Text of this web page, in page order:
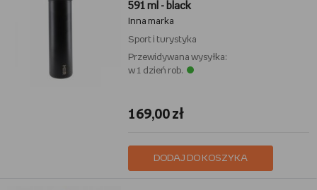
591 ml - black
Inna marka
Sport i turystyka
Przewidywana wysyłka:
w 1 dzień rob.
169,00 zł
DODAJ DO KOSZYKA